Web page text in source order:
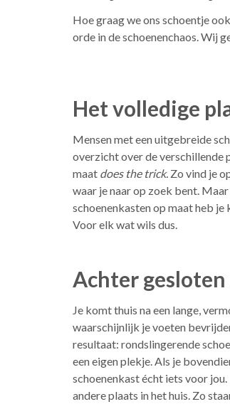
Hoe graag we ons schoentje
orde in de schoenenchaos. Wij
Het volledige
Mensen met een uitgebreide
overzicht over de verschillende
maat does the trick. Zo vind je
waar je naar op zoek bent.
schoenenkasten op maat heb
Voor elk wat wils dus.
Achter
Je komt thuis na een lange,
waarschijnlijk je voeten
resultaat: rondslingerende
een eigen plekje. Als je
schoenenkast écht iets voor
andere plaats in het huis. Zo